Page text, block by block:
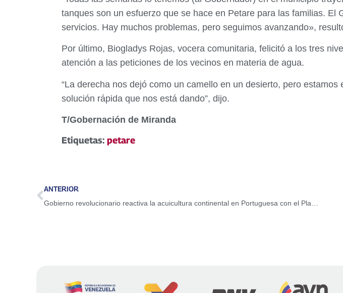
tanques son un esfuerzo que se hace en Petare para las familias.
servicios. Hay muchos problemas, pero seguimos avanzando»,
Por último, Biogladys Rojas, vocera comunitaria, felicitó a los tres
atención a las peticiones de los vecinos en materia de agua.
“La derecha nos dejó como un camello en un desierto, pero
solución rápida que nos está dando”, dijo.
T/Gobernación de Miranda
Etiquetas: petare
ANTERIOR
Gobierno revolucionario reactiva la acuicultura continental en Portuguesa con el Plan de Siembra Coporo